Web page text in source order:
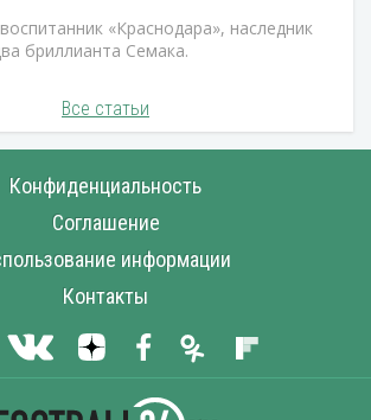
«Краснодара», наследник
бриллианта Семака.
Все статьи
Конфиденциальность
Соглашение
информации
Контакты